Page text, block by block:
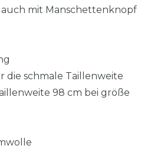
mit Manschettenknopf
die schmale Taillenweite
98 cm bei größe